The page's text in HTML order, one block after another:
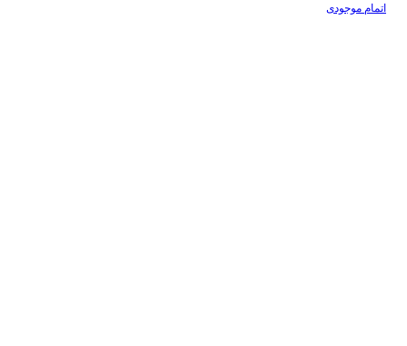
اتمام موجودی